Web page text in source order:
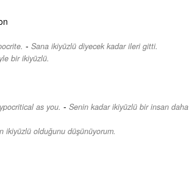
- Sana ikiyüzlü diyecek kadar ileri gitti.
bir ikiyüzlü.
as you. - Senin kadar ikiyüzlü bir insan daha
ikiyüzlü olduğunu düşünüyorum.